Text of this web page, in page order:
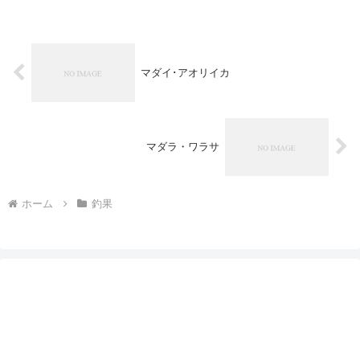
マダイ･アオリイカ
マダラ・ワラサ
ホーム 釣果